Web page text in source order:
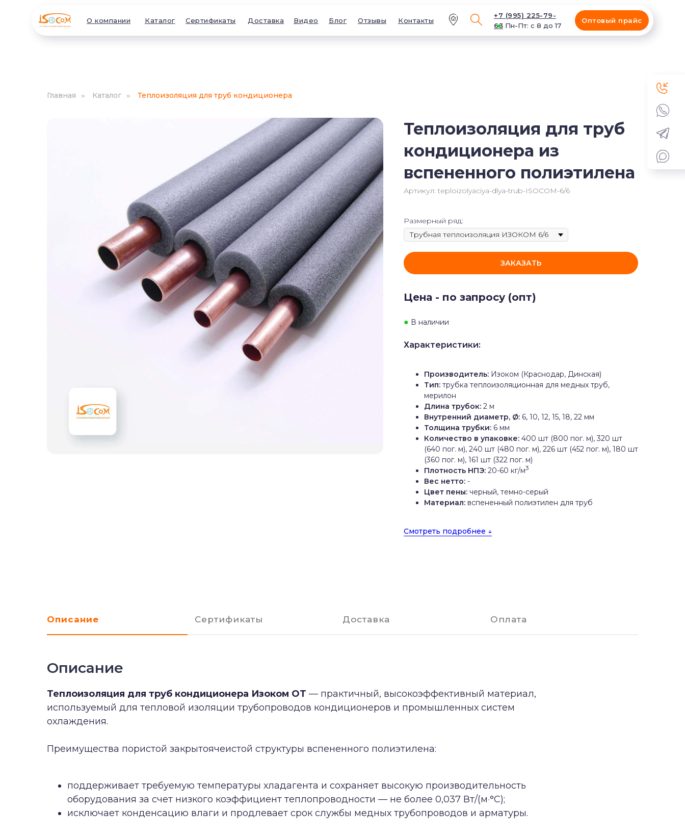
Оптовый прайс
Сертификаты Доставка Блог
Видео Отзывы
+7 (995) 225-79-
63 Пн-Пт: с 8 до 17
О компании Каталог Контакты
Главная » Каталог » Теплоизоляция для труб кондиционера
Теплоизоляция для труб
кондиционера из
вспененного полиэтилена
Артикул: teploizolyaciya-dlya-trub-ISOCOM-6/6
Размерный ряд:
ЗАКАЗАТЬ
Цена - по запросу (опт)
● В наличии
Характеристики:
Производитель: Изоком (Краснодар, Динская)
Тип: трубка теплоизоляционная для медных труб,
мерилон
Длина трубок: 2 м
Внутренний диаметр, Ø: 6, 10, 12, 15, 18, 22 мм
Толщина трубки: 6 мм
Количество в упаковке: 400 шт (800 пог. м), 320 шт
(640 пог. м), 240 шт (480 пог. м), 226 шт (452 пог. м), 180 шт
(360 пог. м), 161 шт (322 пог. м)
Плотность НПЭ: 20-60 кг/м3
Вес нетто: -
Цвет пены: черный, темно-серый
Материал: вспененный полиэтилен для труб
Смотреть подробнее ↓
Описание Сертификаты Доставка Оплата
Описание
Теплоизоляция для труб кондиционера Изоком ОТ — практичный, высокоэффективный материал,
используемый для тепловой изоляции трубопроводов кондиционеров и промышленных систем
охлаждения.
Преимущества пористой закрытоячеистой структуры вспененного полиэтилена:
поддерживает требуемую температуры хладагента и сохраняет высокую производительность
оборудования за счет низкого коэффициент теплопроводности — не более 0,037 Вт/(м·°C);
исключает конденсацию влаги и продлевает срок службы медных трубопроводов и арматуры.